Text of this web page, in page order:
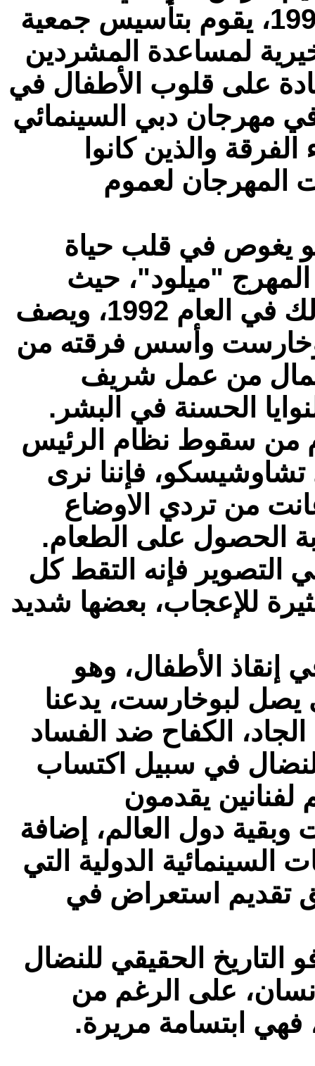
ميادين بوخارست. وبحلول عام 1996، يقوم بتأسيس جمعية
لمساعدة المشردين
على قلوب الأطفال في
مهرجان دبي السينمائي
والذين كانوا
المهرجان لعموم
يغوص في قلب حياة
"ميلود"، حيث
تتعدد الشخصيات التي يقابلها، وذلك في العام 1992، ويصف
وأسس فرقته من
المال من عمل شريف
الحسنة في البشر.
من سقوط نظام الرئيس
تشاوشيسكو، فإننا نرى
من تردي الاوضاع
الحصول على الطعام.
التصوير فإنه التقط كل
للإعجاب، بعضها شديد
إنقاذ الأطفال، وهو
لبوخارست، يدعنا
الكفاح ضد الفساد
في سبيل اكتساب
لفنانين يقدمون
دول العالم، إضافة
الدولية التي
تقديم استعراض في
التاريخ الحقيقي للنضال
على الرغم من
ابتسامة مريرة.